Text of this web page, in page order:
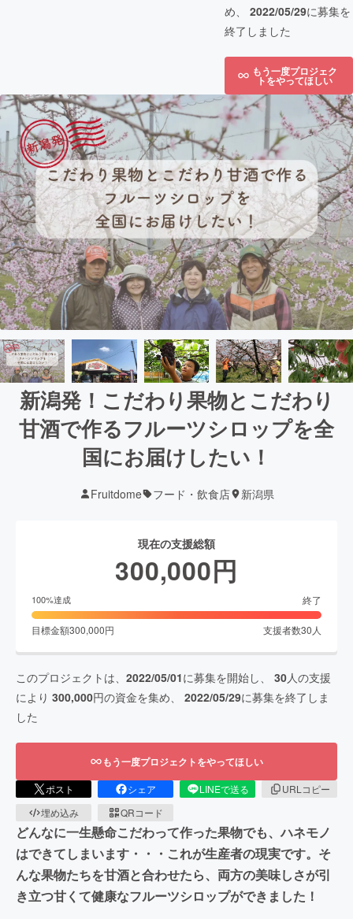
め、 2022/05/29に募集を
終了しました
もう一度プロジェク
トをやってほしい
新潟発！こだわり果物とこだわり
甘酒で作るフルーツシロップを全
国にお届けしたい！
Fruitdome フード・飲食店 新潟県
現在の支援総額
300,000円
100%達成 終了
目標金額300,000円 支援者数30 人
このプロジェクトは、 2022/05/01に募集を開始し、 30人の支援
により 300,000円の資金を集め、 2022/05/29に募集を終了しま
した
もう一度プロジェクトをやってほしい
ポスト シェア LINEで送る
URLコピー
埋め込み
QRコード
どんなに一生懸命こだわって作った果物でも、ハネモノ
はできてしまいます・・・これが生産者の現実です。そ
んな果物たちを甘酒と合わせたら、両方の美味しさが引
き立つ甘くて健康なフルーツシロップができました！